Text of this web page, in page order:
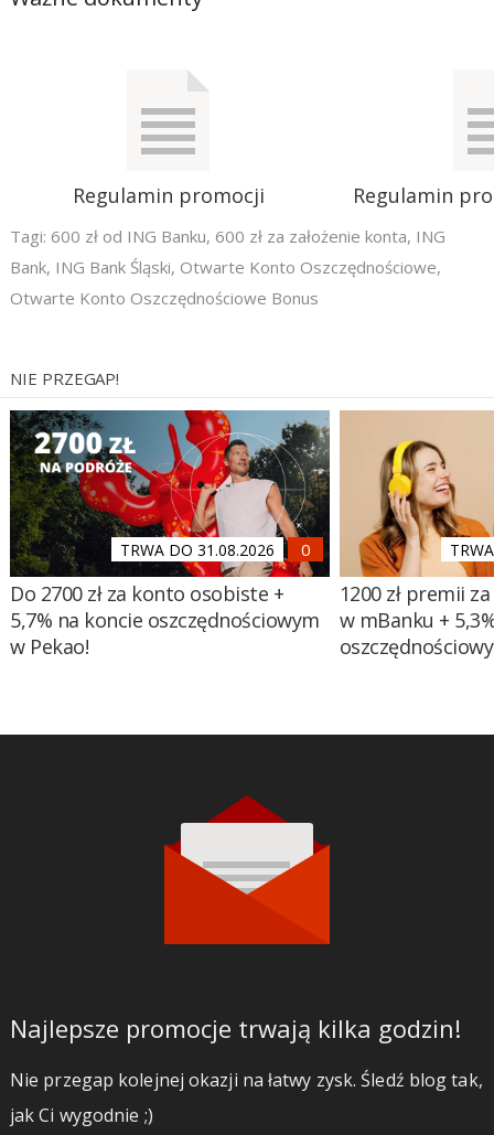
Regulamin promocji Regulamin
Tagi: 600 zł od ING Banku, 600 zł za założenie konta, ING
Bank, ING Bank Śląski, Otwarte Konto Oszczędnościowe,
Otwarte Konto Oszczędnościowe Bonus
NIE PRZEGAP!
TRWA DO 31.08.2026
Do 2700 zł za konto osobiste +
5,7% na koncie oszczędnościowym
w Pekao!
1200 zł premii
w mBanku +
Najlepsze promocje trwają kilka godzin!
Nie przegap kolejnej okazji na łatwy zysk. Śledź blog tak,
jak Ci wygodnie ;)